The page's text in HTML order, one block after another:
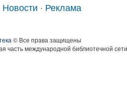
Новости · Реклама
© Все права защищены
часть международной библиотечной